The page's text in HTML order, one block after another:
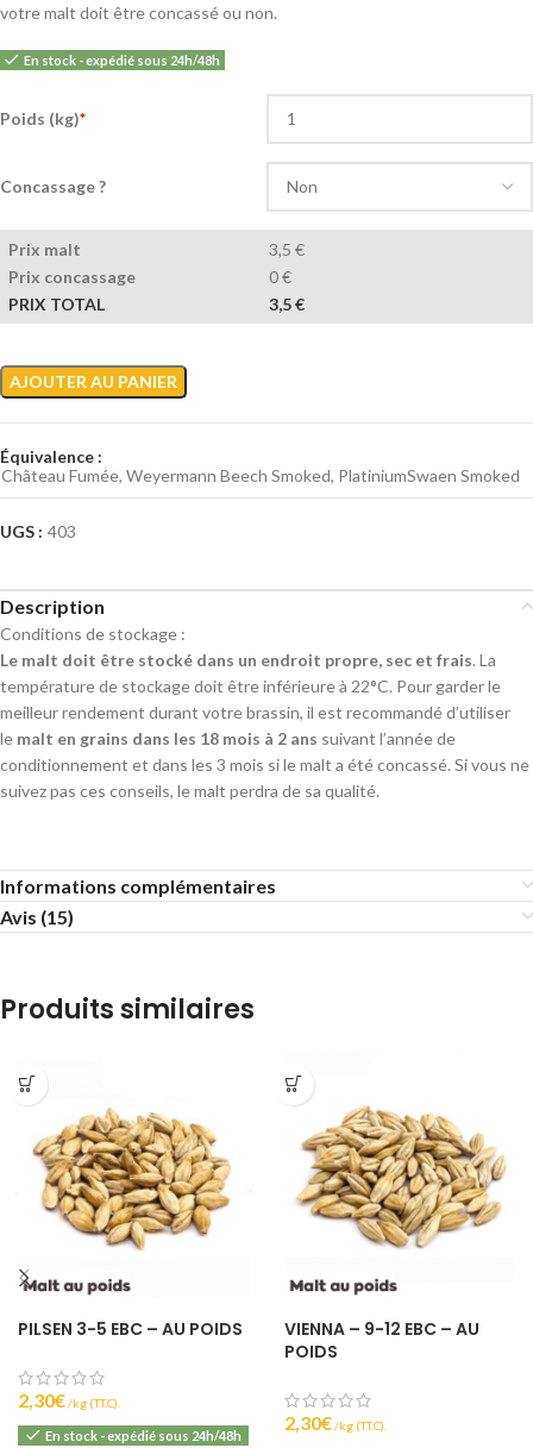
votre malt doit être concassé ou non.
En stock - expédié sous 24h/48h
Poids (kg)*
Concassage ?
Prix malt
3,5 €
Prix concassage
0 €
PRIX TOTAL
3,5 €
AJOUTER AU PANIER
Équivalence :
Château Fumée, Weyermann Beech Smoked, PlatiniumSwaen Smoked
UGS : 403
Description
Conditions de stockage :
Le malt doit être stocké dans un endroit propre, sec et frais. La
température de stockage doit être inférieure à 22°C. Pour garder le
meilleur rendement durant votre brassin, il est recommandé d’utiliser
le malt en grains dans les 18 mois à 2 ans suivant l’année de
conditionnement et dans les 3 mois si le malt a été concassé. Si vous ne
suivez pas ces conseils, le malt perdra de sa qualité.
Informations complémentaires
Avis (15)
Produits similaires
PILSEN 3-5 EBC – AU POIDS
2,30€ (T.T.C).
En stock - expédié sous 24h/48h
VIENNA – 9-12 EBC – AU
POIDS
2,30€ (T.T.C).